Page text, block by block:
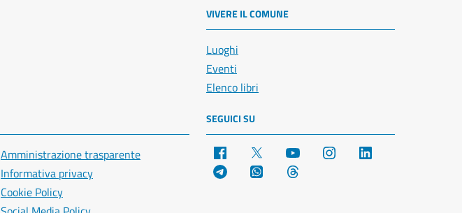
VIVERE IL COMUNE
Luoghi
Eventi
Elenco libri
Amministrazione trasparente
Informativa privacy
Cookie Policy
SEGUICI SU
Facebook YouTube Instagram
Telegram WhatsApp